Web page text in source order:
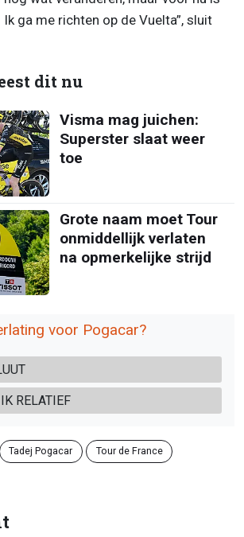
ga me richten op de Vuelta”, sluit
dit nu
Visma mag juichen:
Superster slaat weer
toe
Grote naam moet Tour
onmiddellijk verlaten
na opmerkelijke strijd
voor Pogacar?
RELATIEF
Tadej Pogacar Tour de France